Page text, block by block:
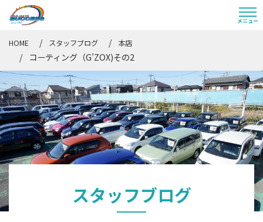
HOME スタッフブログ 本店
コーティング（G’ZOX)その2
スタッフブログ